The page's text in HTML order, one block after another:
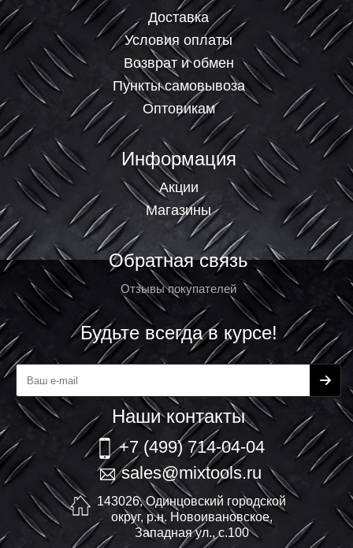
Доставка
Условия оплаты
Возврат и обмен
Пункты самовывоза
Оптовикам
Информация
Акции
Магазины
Обратная связь
Отзывы покупателей
Будьте всегда в курсе!
Наши контакты
+7 (499) 714-04-04
sales@mixtools.ru
143026, Одинцовский городской
округ, р.н. Новоивановское,
Западная ул., с.100